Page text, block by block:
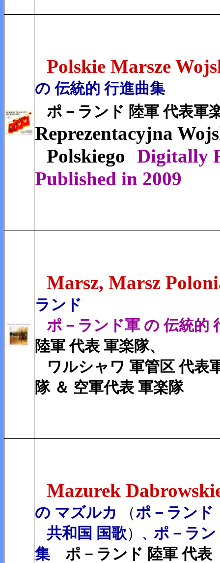
Polskie Marsze
の 伝統的 行進曲集
ポ－ランド 陸軍 代表
Reprezentacyjna
Polskiego Digitally
Published in 2009
Marsz, Marsz
ランド
ポ－ランド軍 の 伝統的
陸軍 代表 軍楽隊、
ワルシャワ 軍管区 代表
隊 ＆ 空軍代表 軍楽隊
Mazurek
の マズルカ （ポ－ランド
共和国 国歌） 、 ポ－ラン
集 ポ－ランド 陸軍 代表